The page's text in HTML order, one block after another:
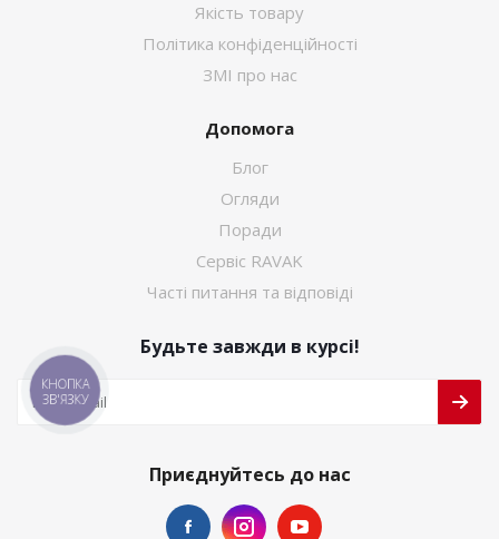
Якість товару
Політика конфіденційності
ЗМІ про нас
Допомога
Блог
Огляди
Поради
Сервіс RAVAK
Часті питання та відповіді
Будьте завжди в курсі!
Приєднуйтесь до нас
КНОПКА
ЗВ'ЯЗКУ